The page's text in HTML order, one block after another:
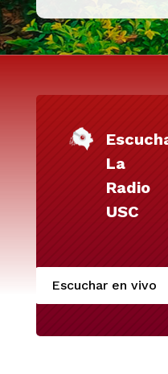
La
Radio
USC
Escuchar en vivo